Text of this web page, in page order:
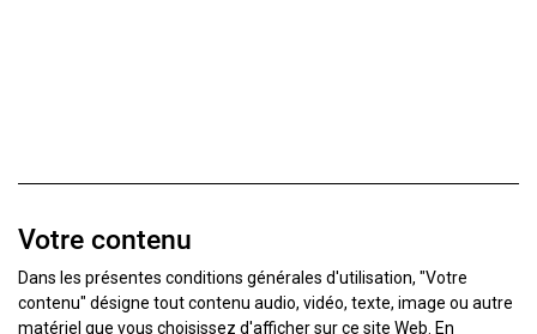
Votre contenu
Dans les présentes conditions générales d'utilisation, "Votre
contenu" désigne tout contenu audio, vidéo, texte, image ou autre
matériel que vous choisissez d'afficher sur ce site Web. En